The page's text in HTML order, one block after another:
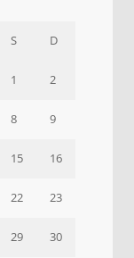
S D
1 2
8 9
15 16
22 23
29 30